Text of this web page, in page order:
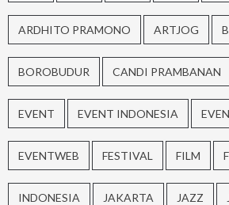
ARDHITO PRAMONO ARTJOG
BOROBUDUR CANDI PRAMBANAN
EVENT EVENT INDONESIA
EVENTWEB FESTIVAL FILM
INDONESIA JAKARTA JAZZ